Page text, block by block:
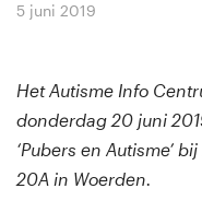
5 juni 2019
Het Autisme Info
donderdag 20 juni
‘Pubers en Autisme’
20A in Woerden.